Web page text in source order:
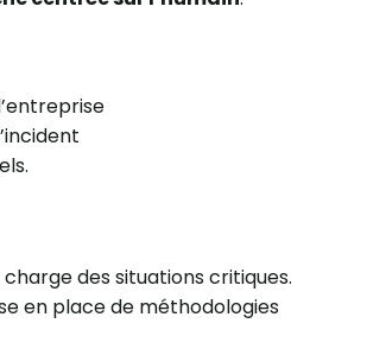
des situations critiques.
en place de méthodologies